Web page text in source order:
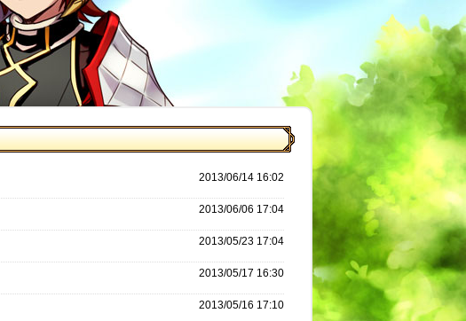
2013/06/14 16:02
2013/06/06 17:04
2013/05/23 17:04
2013/05/17 16:30
2013/05/16 17:10